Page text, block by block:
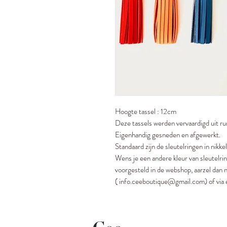
Hoogte tassel : 12cm
Deze tassels werden vervaardigd uit
Eigenhandig gesneden en afgewerkt.
Standaard zijn de sleutelringen in
Wens je een andere kleur van
voorgesteld in de webshop, aarzel
( info.ceeboutique@gmail.com) of via